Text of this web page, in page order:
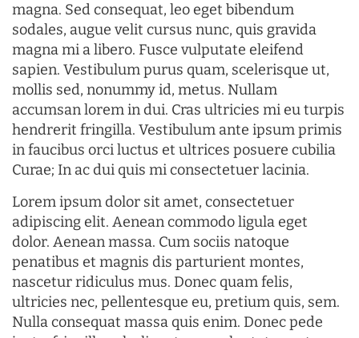
magna. Sed consequat, leo eget bibendum
sodales, augue velit cursus nunc, quis gravida
magna mi a libero. Fusce vulputate eleifend
sapien. Vestibulum purus quam, scelerisque ut,
mollis sed, nonummy id, metus. Nullam
accumsan lorem in dui. Cras ultricies mi eu turpis
hendrerit fringilla. Vestibulum ante ipsum primis
in faucibus orci luctus et ultrices posuere cubilia
Curae; In ac dui quis mi consectetuer lacinia.
Lorem ipsum dolor sit amet, consectetuer
adipiscing elit. Aenean commodo ligula eget
dolor. Aenean massa. Cum sociis natoque
penatibus et magnis dis parturient montes,
nascetur ridiculus mus. Donec quam felis,
ultricies nec, pellentesque eu, pretium quis, sem.
Nulla consequat massa quis enim. Donec pede